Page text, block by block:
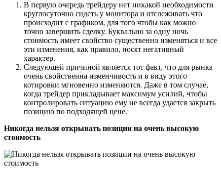
В первую очередь трейдеру нет никакой необходимости
круглосуточно сидеть у монитора и отслеживать что
происходит с графиком, для того чтобы как можно
точно завершить сделку. Буквально за одну ночь
стоимость имеет свойство существенно изменяться и все
эти изменения, как правило, носят негативный
характер.
Следующей причиной является тот факт, что для рынка
очень свойственна изменчивость и в виду этого
котировки мгновенно изменяются. Даже в том случае,
когда трейдер прикладывает максимум усилий, чтобы
контролировать ситуацию ему не всегда удается закрыть
позицию по подходящей цене.
Никогда нельзя открывать позиции на очень высокую
стоимость